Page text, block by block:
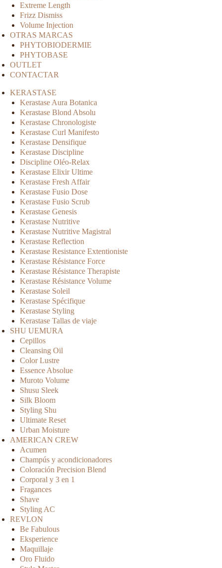
Extreme Length
Frizz Dismiss
Volume Injection
OTRAS MARCAS
PHYTOBIODERMIE
PHYTOBASE
OUTLET
CONTACTAR
KERASTASE
Kerastase Aura Botanica
Kerastase Blond Absolu
Kerastase Chronologiste
Kerastase Curl Manifesto
Kerastase Densifique
Kerastase Discipline
Discipline Oléo-Relax
Kerastase Elixir Ultime
Kerastase Fresh Affair
Kerastase Fusio Dose
Kerastase Fusio Scrub
Kerastase Genesis
Kerastase Nutritive
Kerastase Nutritive Magistral
Kerastase Reflection
Kerastase Resistance Extentioniste
Kerastase Résistance Force
Kerastase Résistance Therapiste
Kerastase Résistance Volume
Kerastase Soleil
Kerastase Spécifique
Kerastase Styling
Kerastase Tallas de viaje
SHU UEMURA
Cepillos
Cleansing Oil
Color Lustre
Essence Absolue
Muroto Volume
Shusu Sleek
Silk Bloom
Styling Shu
Ultimate Reset
Urban Moisture
AMERICAN CREW
Acumen
Champús y acondicionadores
Coloración Precision Blend
Corporal y 3 en 1
Fragances
Shave
Styling AC
REVLON
Be Fabulous
Eksperience
Maquillaje
Oro Fluido